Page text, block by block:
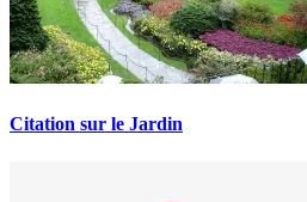
Citation sur le Jardin